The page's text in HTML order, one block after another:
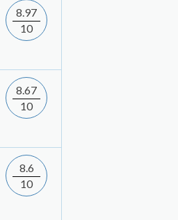
8.97
10
8.67
10
8.6
10